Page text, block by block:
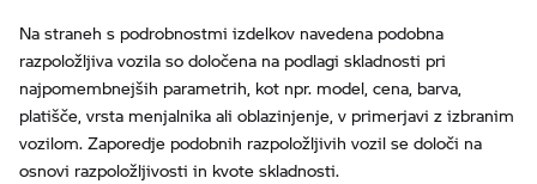
Na straneh s podrobnostmi izdelkov navedena podobna
razpoložljiva vozila so določena na podlagi skladnosti pri
najpomembnejših parametrih, kot npr. model, cena, barva,
platišče, vrsta menjalnika ali oblazinjenje, v primerjavi z izbranim
vozilom. Zaporedje podobnih razpoložljivih vozil se določi na
osnovi razpoložljivosti in kvote skladnosti.